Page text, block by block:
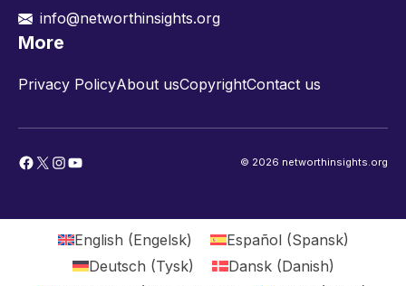
info@networthinsights.org
More
Privacy PolicyAbout usCopyrightContact us
Facebook
X Instagram
YouTube © 2026 networthinsights.org
English (Engelsk) Español(Spansk)
Deutsch (Tysk) Dansk(Danish)